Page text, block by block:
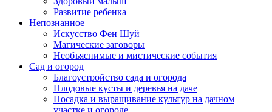
Развитие ребенка
Непознанное
Искусство Фен Шуй
Магические заговоры
Необъяснимые и мистические события
Сад и огород
Благоустройство сада и огорода
Плодовые кусты и деревья на даче
Посадка и выращивание культур на дачном
участке и огороде